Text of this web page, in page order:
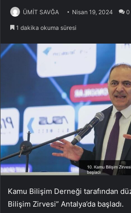
ÜMİT SAVĞA Nisan 19, 2024 0
1 dakika okuma süresi
Kamu Bilişim Derneği tarafından
Bilişim Zirvesi” Antalya’da başladı.